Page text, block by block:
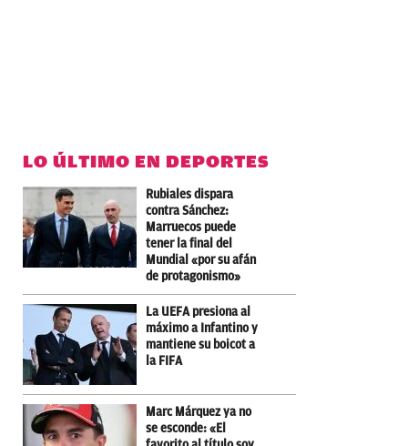
LO ÚLTIMO EN DEPORTES
Rubiales dispara
contra Sánchez:
Marruecos puede
tener la final del
Mundial «por su afán
de protagonismo»
La UEFA presiona al
máximo a Infantino y
mantiene su boicot a
la FIFA
Marc Márquez ya no
se esconde: «El